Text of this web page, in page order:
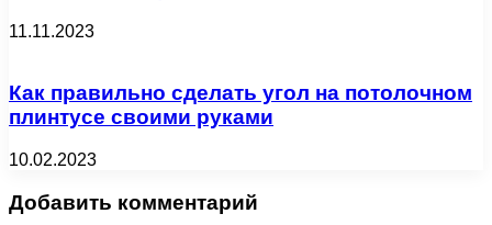
11.11.2023
Как правильно сделать угол на потолочном
плинтусе своими руками
10.02.2023
Добавить комментарий